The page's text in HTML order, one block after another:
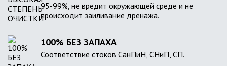
95-99%, не вредит окружающей среде и не
происходит заиливание дренажа.
100% БЕЗ ЗАПАХА
Соответствие стоков СанПиН, СНиП, СП.